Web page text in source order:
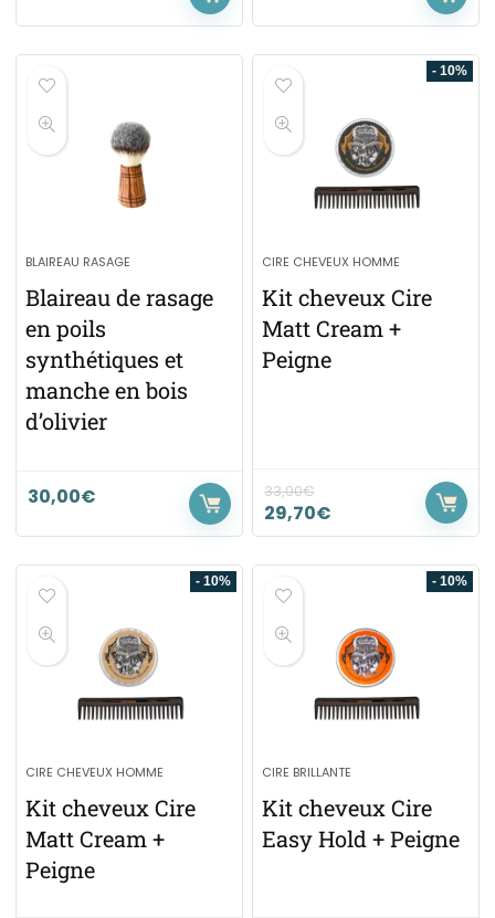
BLAIREAU RASAGE
Blaireau de rasage
en poils
synthétiques et
manche en bois
d’olivier
30,00€
- 10%
CIRE CHEVEUX HOMME
Kit cheveux Cire
Matt Cream +
Peigne
33,00€
29,70€
- 10%
CIRE CHEVEUX HOMME
Kit cheveux Cire
Matt Cream +
Peigne
- 10%
CIRE BRILLANTE
Kit cheveux Cire
Easy Hold + Peigne